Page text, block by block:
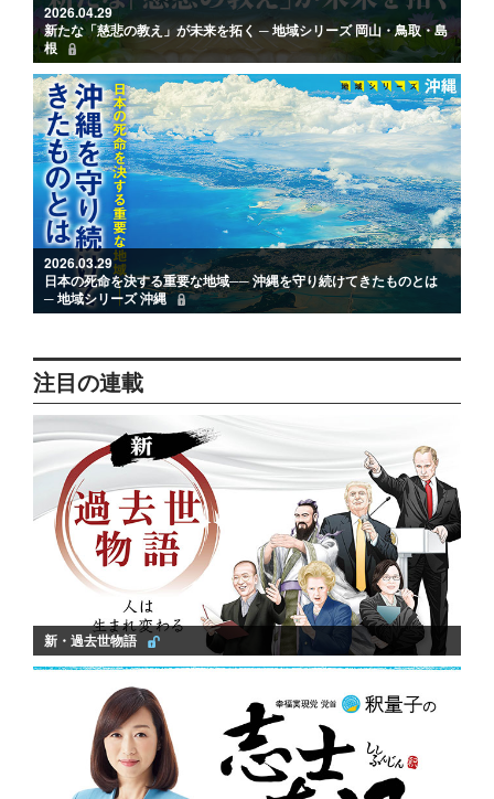
2026.04.29
新たな「慈悲の教え」が未来を拓く ─ 地域シリーズ 岡山・鳥取・島
根
2026.03.29
日本の死命を決する重要な地域── 沖縄を守り続けてきたものとは
─ 地域シリーズ 沖縄
注目の連載
新・過去世物語